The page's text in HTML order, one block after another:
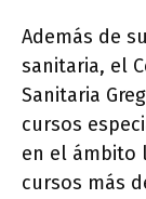
Además de
sanitaria, el
Sanitaria
cursos
en el ámbito
cursos más